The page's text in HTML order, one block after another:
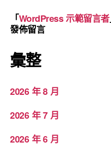
「WordPress 示範留言者
發佈留言
彙整
2026 年 8 月
2026 年 7 月
2026 年 6 月